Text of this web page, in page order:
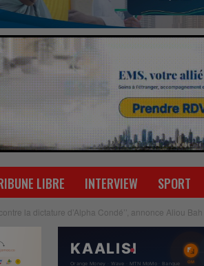
LIBRE INTERVIEW SPORT
la dictature d’Alpha Condé’’, annonce Aliou Bah